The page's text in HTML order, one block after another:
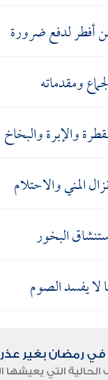
أفطر لدفع ضرورة
ومقدماته
والإبرة والبخاخ
المني والاحتلام
البخور
لا يفسد الصوم
في رمضان بغير
التي يعيشها